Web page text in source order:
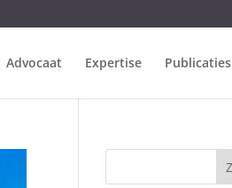
Advocaat Expertise Publicaties